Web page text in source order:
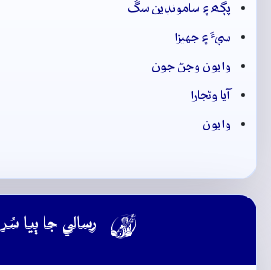
پڳھ ۽ سامونڊين سڱ
سيءَ ۽ جهيڙا
وايون وڃڻ جون
آيا وڻجارا
وايون
 رسالي جا ٻيا سُر